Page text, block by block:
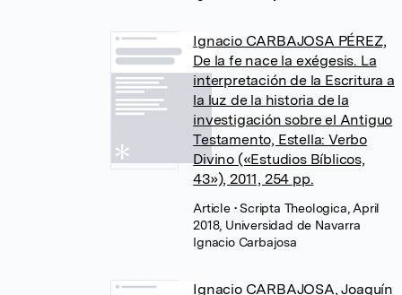
Ignacio CARBAJOSA PÉREZ,
De la fe nace la exégesis. La
interpretación de la Escritura a
la luz de la historia de la
investigación sobre el Antiguo
Testamento, Estella: Verbo
Divino («Estudios Bíblicos,
43»), 2011, 254 pp.
Article • Scripta Theologica, April
2018, Universidad de Navarra
Ignacio Carbajosa
Ignacio CARBAJOSA, Joaquín